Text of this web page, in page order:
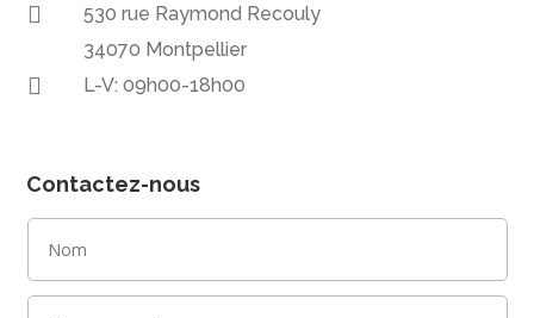

530 rue Raymond Recouly
34070 Montpellier
 L-V: 09h00-18h00
Contactez-nous